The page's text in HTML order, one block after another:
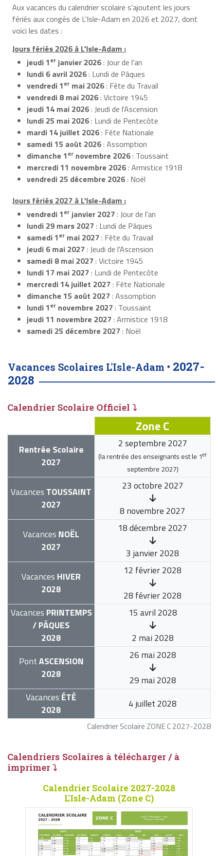
Aux vacances du calendrier scolaire s’ajoutent les jours
fériés aux congés de L'Isle-Adam en 2026 et 2027, dont
voici les dates :
Jours fériés 2026 à L'Isle-Adam :
jeudi 1er janvier 2026: Jour de l'an
lundi 6 avril 2026: Lundi de Pâques
vendredi 1er mai 2026: Fête du Travail
vendredi 8 mai 2026: Victoire 1945
jeudi 14 mai 2026: Jeudi de l'Ascension
lundi 25 mai 2026: Lundi de Pentecôte
mardi 14 juillet 2026: Fête Nationale
samedi 15 août 2026: Assomption
dimanche 1er novembre 2026: Toussaint
mercredi 11 novembre 2026: Armistice 1918
vendredi 25 décembre 2026: Noël
Jours fériés 2027 à L'Isle-Adam :
vendredi 1er janvier 2027: Jour de l'an
lundi 29 mars 2027: Lundi de Pâques
samedi 1er mai 2027: Fête du Travail
jeudi 6 mai 2027: Jeudi de l'Ascension
samedi 8 mai 2027: Victoire 1945
lundi 17 mai 2027: Lundi de Pentecôte
mercredi 14 juillet 2027: Fête Nationale
dimanche 15 août 2027: Assomption
lundi 1er novembre 2027: Toussaint
jeudi 11 novembre 2027: Armistice 1918
samedi 25 décembre 2027: Noël
Vacances Scolaires L'Isle-Adam • 2027-
2028
Calendrier Scolaire Officiel ⤵
Calendrier Scolaire ZONE C 2027-2028
Zone C
Rentrée Scolaire
2027
2 septembre 2027
(la rentrée des enseignants est le 1er
septembre 2027)
Vacances TOUSSAINT
2027
23 octobre 2027
8 novembre 2027
Vacances NOËL
2027
18 décembre 2027
3 janvier 2028
Vacances HIVER
2028
12 février 2028
28 février 2028
Vacances PRINTEMPS
/ PÂQUES
2028
15 avril 2028
2 mai 2028
PontASCENSION
2028
26 mai 2028
29 mai 2028
Vacances ÉTÉ
2028
4 juillet 2028
Calendriers Scolaires à télécharger / à
imprimer ⤵
Calendrier Scolaire 2027-2028
L'Isle-Adam (Zone C)